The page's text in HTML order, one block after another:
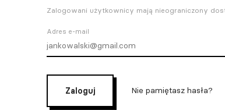
Zalogowani użytkownicy mają nieograniczony
Adres e-mail
Zaloguj Nie pamiętasz hasła?